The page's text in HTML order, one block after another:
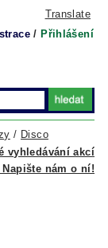
Translate
/ Přihlášení
vyhledávání akcí
/ Disco
nám o ní!